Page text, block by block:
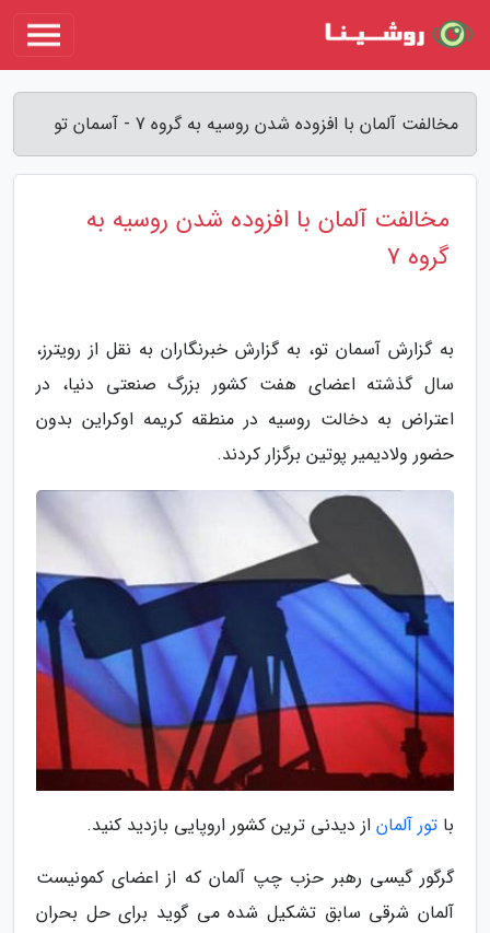
مخالفت آلمان با افزوده شدن روسیه به گروه 7 - آسمان تو
مخالفت آلمان با افزوده شدن روسیه به
گروه 7
به گزارش آسمان تو، به گزارش خبرنگاران به نقل از رویترز،
سال گذشته اعضای هفت کشور بزرگ صنعتی دنیا، در
اعتراض به دخالت روسیه در منطقه کریمه اوکراین بدون
حضور ولادیمیر پوتین برگزار کردند.
با تور آلمان از دیدنی ترین کشور اروپایی بازدید کنید.
گرگور گیسی رهبر حزب چپ آلمان که از اعضای کمونیست
آلمان شرقی سابق تشکیل شده می گوید برای حل بحران